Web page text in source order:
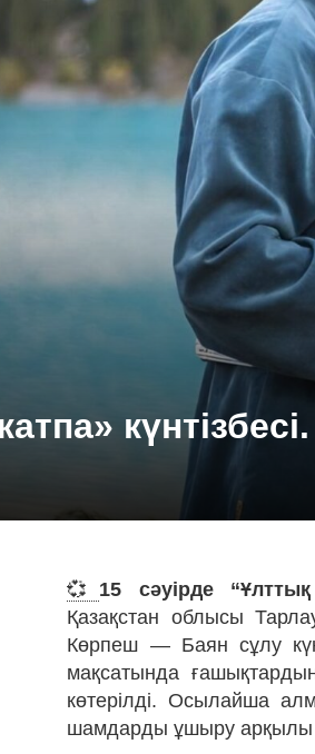
💞 15 сәуірде
Қазақстан облысы
Көрпеш — Баян сұлу
мақсатында
көтерілді. Осылайша
шамдарды ұшыру арқылы